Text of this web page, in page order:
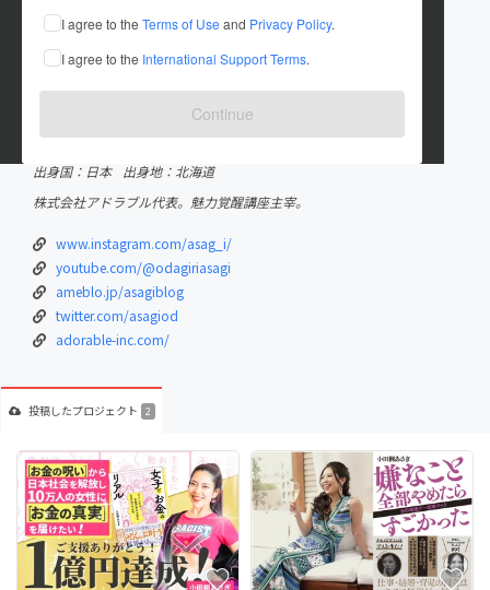
I agree to the Terms of Use and Privacy Policy.
I agree to the International Support Terms.
Continue
これまでに43回支援して2件のプロジェクトを投稿しています
CAMPFIREクラウドファンディングアワード受賞履歴
出身国：日本
出身地：北海道
株式会社アドラブル代表。魅力覚醒講座主宰。
www.instagram.com/asag_i/
youtube.com/@odagiriasagi
ameblo.jp/asagiblog
twitter.com/asagiod
adorable-inc.com/
投稿したプロジェクト 2